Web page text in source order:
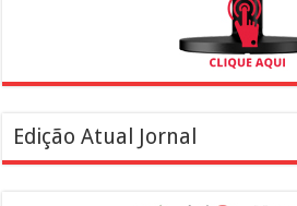
Edição Atual Jornal